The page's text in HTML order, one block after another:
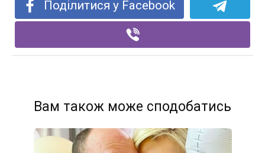
Поділитися у Facebook
Вам також може сподобатись